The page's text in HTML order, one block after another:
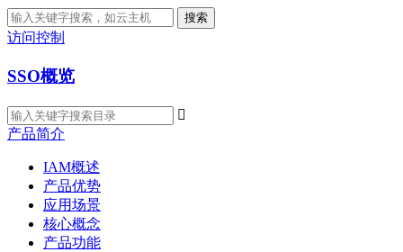
搜索
访问控制
SSO概览

产品简介
IAM概述
产品优势
应用场景
核心概念
产品功能